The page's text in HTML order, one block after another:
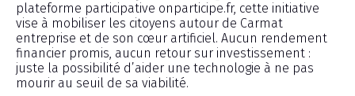
plateforme participative onparticipe.fr, cette initiative
vise à mobiliser les citoyens autour de Carmat
entreprise et de son cœur artificiel. Aucun rendement
financier promis, aucun retour sur investissement :
juste la possibilité d’aider une technologie à ne pas
mourir au seuil de sa viabilité.